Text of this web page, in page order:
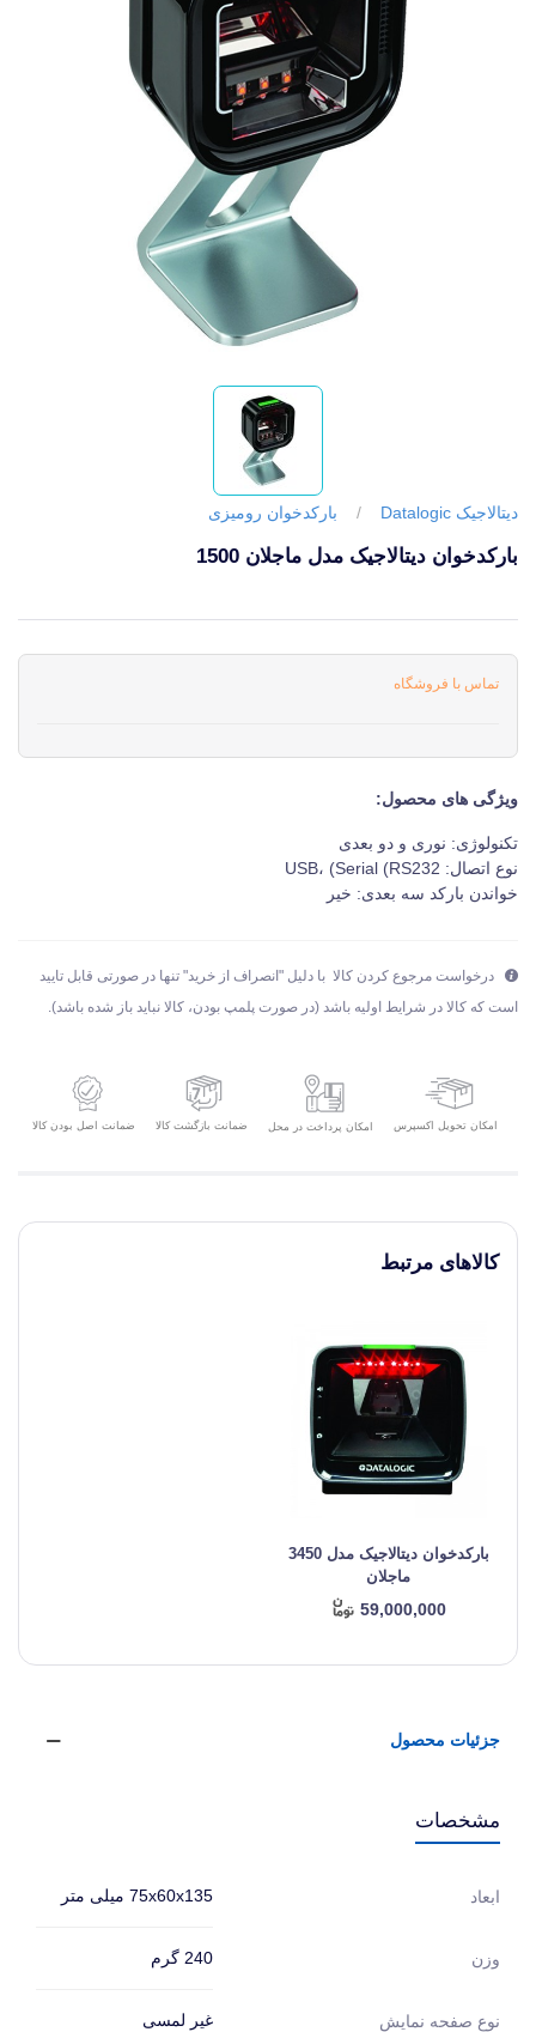
دیتالاجیک Datalogic / بارکدخوان رومیزی
بارکدخوان دیتالاجیک مدل ماجلان 1500
تماس با فروشگاه
ویژگی های محصول:
تکنولوژی: نوری و دو بعدی
نوع اتصال: USB، (Serial (RS232
خواندن بارکد سه بعدی: خیر
درخواست مرجوع کردن کالا با دلیل "انصراف از خرید" تنها در صورتی قابل تایید
است که کالا در شرایط اولیه باشد (در صورت پلمپ بودن، کالا نباید باز شده باشد).
امکان تحویل اکسپرس امکان پرداخت در محل ضمانت بازگشت کالا ضمانت اصل بودن کالا
کالاهای مرتبط
بارکدخوان دیتالاجیک مدل 3450
ماجلان
59,000,000
جزئیات محصول
مشخصات
ابعاد 75x60x135 میلی متر
وزن 240 گرم
نوع صفحه نمایش غیر لمسی